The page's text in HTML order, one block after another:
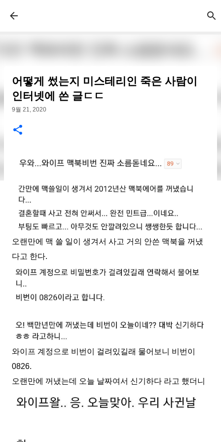
어떻게 썼는지 미스테리인 죽은 사람이
인터넷에 쓴 글ㄷㄷ
9월 21, 2020
오랜만에 맥 쓸 일이 생겨서 사고 거의 안쓴 맥북을 꺼냈
다고 한다.
와이프 계정으로 비번이 걸려있길래 물어보니 비번이
0826.
오랜만에 꺼냈는데 오늘 날짜여서 신기하다 라고 했더니